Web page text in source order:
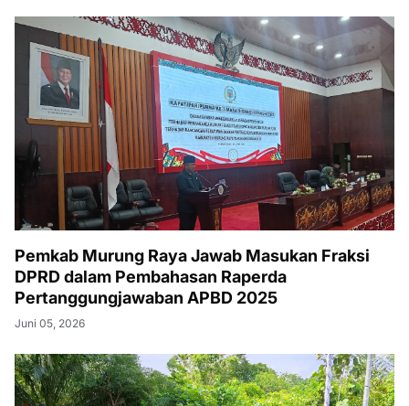
Pemkab Murung Raya Jawab Masukan Fraksi
DPRD dalam Pembahasan Raperda
Pertanggungjawaban APBD 2025
Juni 05, 2026